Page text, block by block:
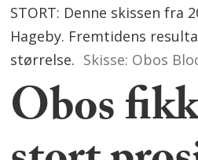
STORT: Denne skissen fra
Hageby. Fremtidens
størrelse. Skisse: Obos
Obos